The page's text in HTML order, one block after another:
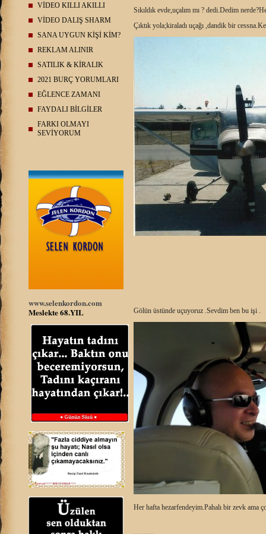
VİDEO KILLI AKILLI
VİDEO DALIŞ SHARM
SANA UYGUN KİŞİ KİM?
REKLAM ALINIR
SATILIK & KİRALIK
2021 BURÇ YORUMLARI
EĞLENCE ZAMANI
FAYDALI BİLGİLER
FARKI OLMAYI
SEVİYORUM
www.selenkordon.com
Meslekte 68.YIL
Sıkıldık evde,uçalım mı ? dedi.Dedim
Çıktık yola;kiraladı uçağı ,dandik bir
Gölün üstünde uçuyoruz .Sevdim ben bu işi .
Her hafta hezarfendeyim.Pahalı bir zevk ama